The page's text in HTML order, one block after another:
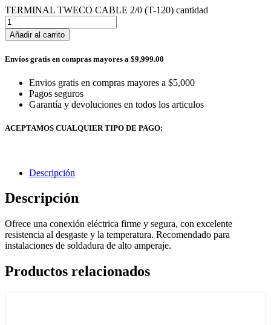
TERMINAL TWECO CABLE 2/0 (T-120) cantidad
Añadir al carrito
Envíos gratis en compras mayores a $9,999.00
Envios gratis en compras mayores a $5,000
Pagos seguros
Garantía y devoluciones en todos los articulos
ACEPTAMOS CUALQUIER TIPO DE PAGO:
Descripción
Descripción
Ofrece una conexión eléctrica firme y segura, con excelente
resistencia al desgaste y la temperatura. Recomendado para
instalaciones de soldadura de alto amperaje.
Productos relacionados